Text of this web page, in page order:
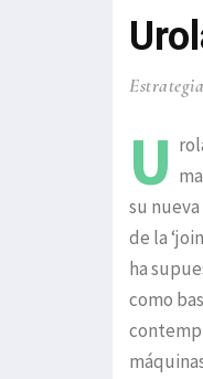
U
su
de la
ha
como